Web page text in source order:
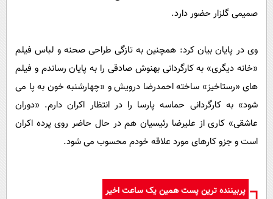
صمیمی گلزار حضور دارد.
وی در پایان بیان کرد: همچنین به تازگی طراحی صحنه و لباس فیلم
«خانه دیگری» به کارگردانی بهنوش صادقی را به پایان رساندم و فیلم
های «رستاخیز» ساخته احمدرضا درویش و «چهارشنبه خون به پا می
شود» به کارگردانی حماسه پارسا را در انتظار اکران دارم. «دوران
عاشقی» کاری از علیرضا رئیسیان هم در حال حاضر روی پرده اکران
است و جزو کارهای مورد علاقه خودم محسوب می شود.
پربیننده ترین پست همین یک ساعت اخیر